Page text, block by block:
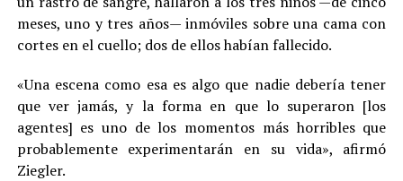
meses, uno y tres años— inmóviles sobre una cama con
cortes en el cuello; dos de ellos habían fallecido.
«Una escena como esa es algo que nadie debería tener
que ver jamás, y la forma en que lo superaron [los
agentes] es uno de los momentos más horribles que
probablemente experimentarán en su vida», afirmó
Ziegler.